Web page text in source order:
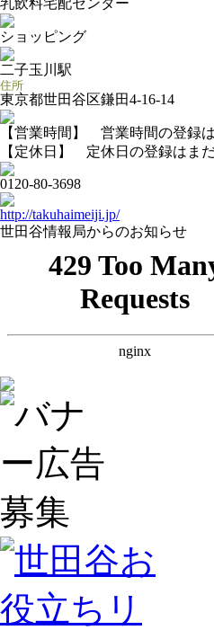
乳飲料宅配センター
ショッピング
二子玉川駅
東京都世田谷区鎌田4-16-14
【営業時間】 営業時間の登録
【定休日】 定休日の登録はまだ
0120-80-3698
http://takuhaimeiji.jp/
世田谷情報局からのお知らせ